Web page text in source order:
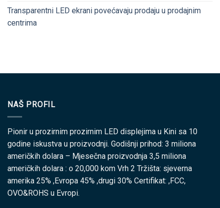
Transparentni LED ekrani povećavaju prodaju u prodajnim
centrima
NAŠ PROFIL
Pionir u prozirnim prozirnim LED displejima u Kini sa 10
godine iskustva u proizvodnji. Godišnji prihod: 3 miliona
američkih dolara – Mjesečna proizvodnja 3,5 miliona
američkih dolara : o 20,000 kom Vrh 2 Tržišta: sjeverna
amerika 25% ,Evropa 45% ,drugi 30% Certifikat: ,FCC,
OVO&ROHS u Evropi.